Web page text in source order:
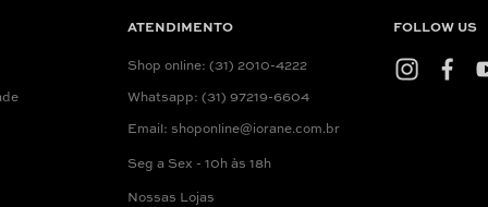
ATENDIMENTO
Shop online: (31) 2010-4222
Whatsapp: (31) 97219-6604
Email: shoponline@iorane.com.br
Seg a Sex - 10h às 18h
Nossas Lojas
FOLLOW US